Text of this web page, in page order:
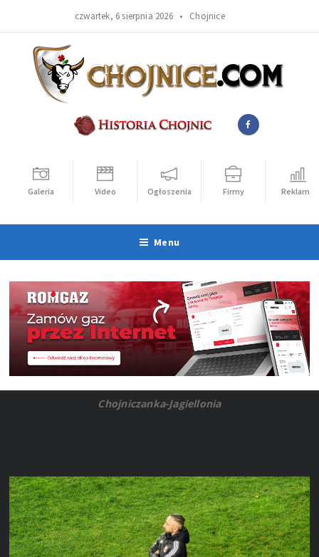
czwartek, 6 sierpnia 2026 • Chojnice
Galeria Video Ogłoszenia Firmy Reklama
Menu
Chojniczanka-Jagiellonia